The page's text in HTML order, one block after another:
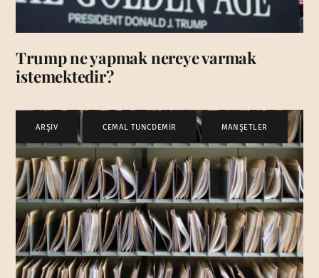
Trump ne yapmak nereye varmak
istemektedir?
ARŞİV CEMAL TUNCDEMİR , MANŞETLER